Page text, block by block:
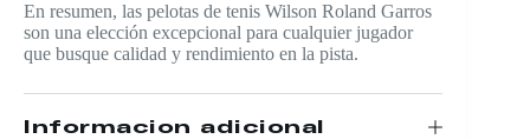
En resumen, las pelotas de tenis Wilson Roland Garros
son una elección excepcional para cualquier jugador
que busque calidad y rendimiento en la pista.
Información adicional